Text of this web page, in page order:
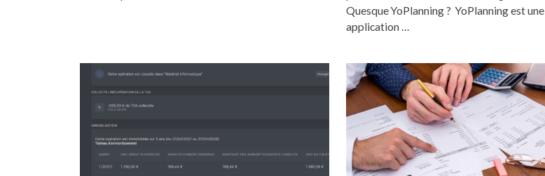
Quesque YoPlanning ? YoPlanning est une
application …